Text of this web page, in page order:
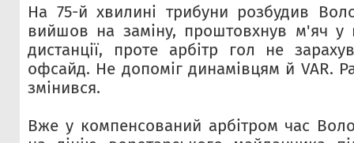
На 75-й хвилині трибуни розбудив
вийшов на заміну, проштовхнув м'яч у
дистанції, проте арбітр гол не
офсайд. Не допоміг динамівцям й VAR.
змінився.
Вже у компенсований арбітром час